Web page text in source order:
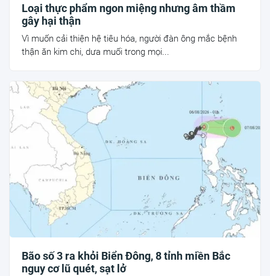
Loại thực phẩm ngon miệng nhưng âm thầm
gây hại thận
Vì muốn cải thiện hệ tiêu hóa, người đàn ông mắc bệnh
thận ăn kim chi, dưa muối trong mọi...
Bão số 3 ra khỏi Biển Đông, 8 tỉnh miền Bắc
nguy cơ lũ quét, sạt lở